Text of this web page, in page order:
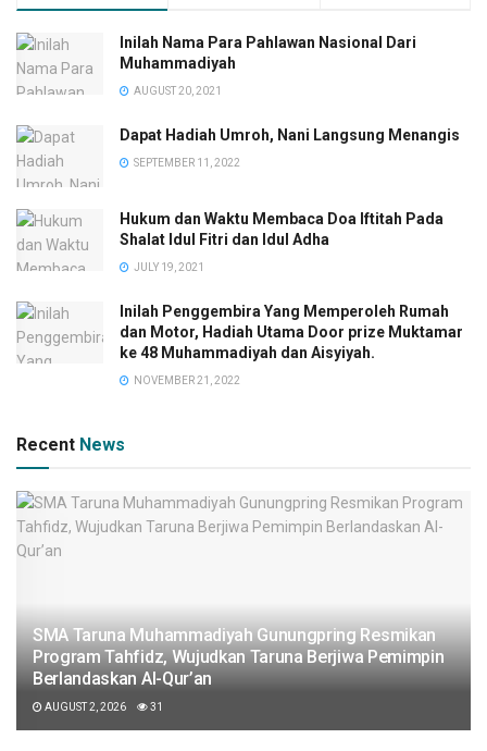
Inilah Nama Para Pahlawan Nasional Dari
Muhammadiyah
AUGUST 20, 2021
Dapat Hadiah Umroh, Nani Langsung Menangis
SEPTEMBER 11, 2022
Hukum dan Waktu Membaca Doa Iftitah Pada
Shalat Idul Fitri dan Idul Adha
JULY 19, 2021
Inilah Penggembira Yang Memperoleh Rumah
dan Motor, Hadiah Utama Door prize Muktamar
ke 48 Muhammadiyah dan Aisyiyah.
NOVEMBER 21, 2022
Recent News
SMA Taruna Muhammadiyah Gunungpring Resmikan
Program Tahfidz, Wujudkan Taruna Berjiwa Pemimpin
Berlandaskan Al-Qur’an
AUGUST 2, 2026 31